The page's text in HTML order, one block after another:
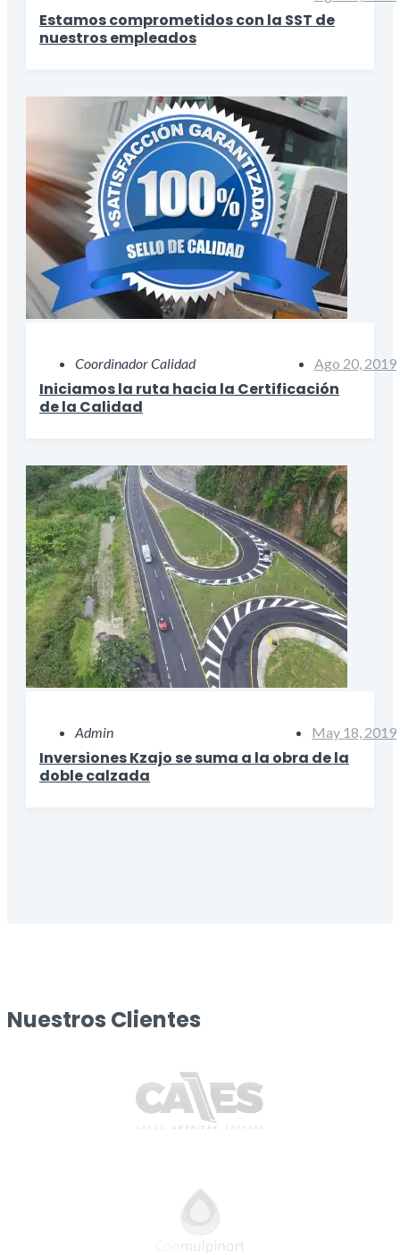
Estamos comprometidos con la SST de
nuestros empleados
Coordinador Calidad Ago 20, 2019
Iniciamos la ruta hacia la Certificación
de la Calidad
Admin May 18, 2019
Inversiones Kzajo se suma a la obra de la
doble calzada
Nuestros Clientes